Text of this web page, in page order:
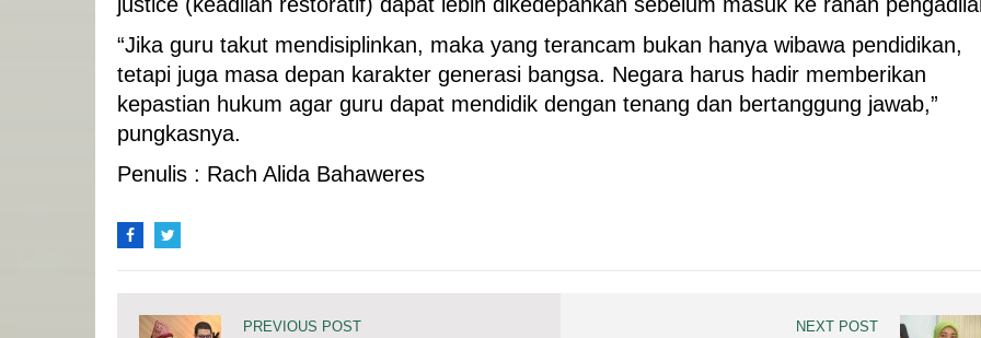
“Jika guru takut mendisiplinkan, maka yang terancam bukan hanya wibawa pendidikan,
tetapi juga masa depan karakter generasi bangsa. Negara harus hadir memberikan
kepastian hukum agar guru dapat mendidik dengan tenang dan bertanggung jawab,”
pungkasnya.
Penulis : Rach Alida Bahaweres
PREVIOUS POST NEXT POST